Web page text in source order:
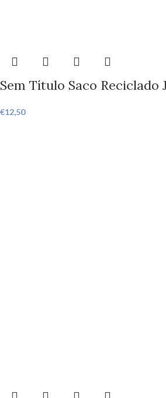
Sem Título Saco Reciclado
€12,50